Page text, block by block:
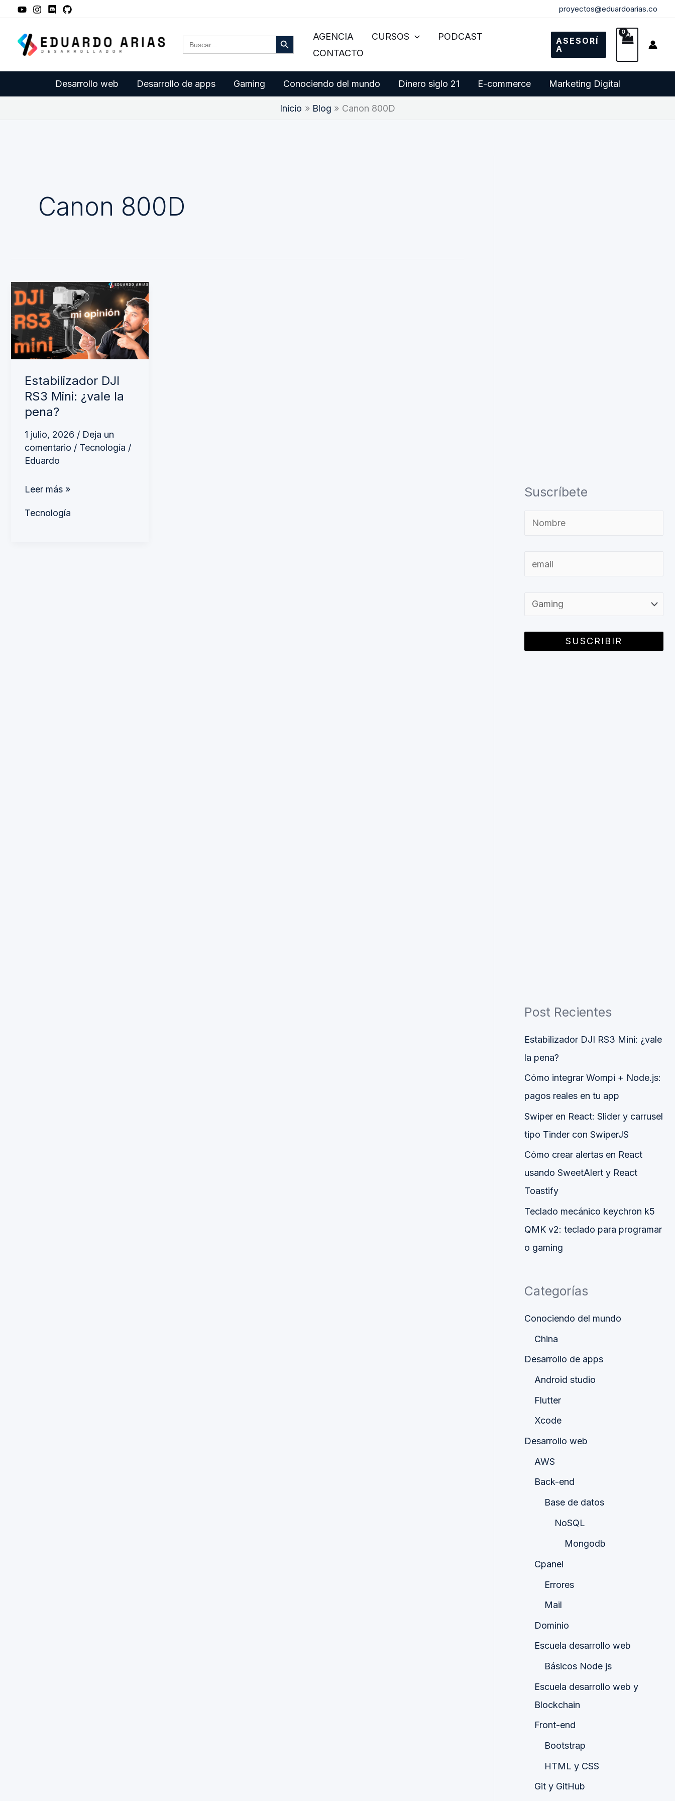
contenido
proyectos@eduardoarias.co
Buscar: Botón de búsquedaAGENCIA CURSOS
PODCAST
CONTACTO
ASESORÍ
A
Desarrollo web Desarrollo de apps Gaming Conociendo del mundo Dinero siglo 21 E-commerce Marketing Digital
Inicio Blog Canon 800D
Canon 800D
Estabilizador DJI
RS3 Mini: ¿vale la
pena?
1 julio, 2026 / Deja un
comentario / Tecnología /
Eduardo
Estabilizador
DJI
RS3
Mini:
¿vale
Leer más »
Tecnología
Suscríbete
Post Recientes
Estabilizador DJI RS3 Mini: ¿vale
la pena?
Cómo integrar Wompi + Node.js:
pagos reales en tu app
Swiper en React: Slider y carrusel
tipo Tinder con SwiperJS
Cómo crear alertas en React
usando SweetAlert y React
Toastify
Teclado mecánico keychron k5
QMK v2: teclado para programar
o gaming
Categorías
Conociendo del mundo
China
Desarrollo de apps
Android studio
Flutter
Xcode
Desarrollo web
AWS
Back-end
Base de datos
NoSQL
Mongodb
Cpanel
Errores
Mail
Dominio
Escuela desarrollo web
Básicos Node js
Escuela desarrollo web y
Blockchain
Front-end
Bootstrap
HTML y CSS
Git y GitHub